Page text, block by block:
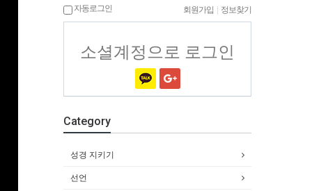
자동로그인 회원가입 정보찾기
소셜계정으로 로그인
Category
성경 지키기
선언